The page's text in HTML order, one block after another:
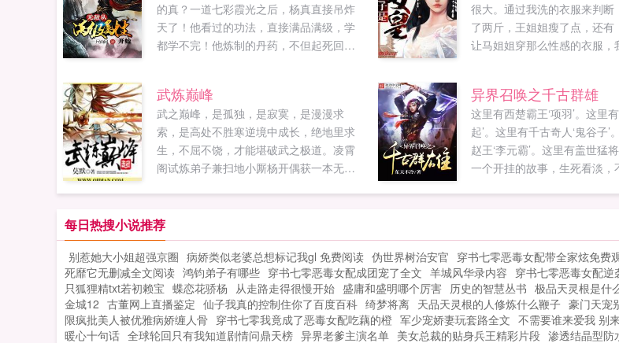
的真？一道七彩霞光之后，杨真直接吊炸
天了！他看过的功法，直接满品满级，学
都学不完！他炼制的丹药，不但起死回
地颤栗，让神魔退避！我杨真从不装逼，
因为我真牛的一批！一群542062672（已
满）二群...
很大。通过我洗的衣服来判断
了两斤，王姐姐瘦了点，还有
让马姐姐穿那么性感的衣服，
操。杨辰，今天晚上来侍寝！
个！记住，别躲，今晚，你是
武炼巅峰
武之巅峰，是孤独，是寂寞，是漫漫求
索，是高处不胜寒逆境中成长，绝地里求
生，不屈不饶，才能堪破武之极道。凌霄
阁试炼弟子兼扫地小厮杨开偶获一本无字
异界召唤之千古群雄
这里有西楚霸王‘项羽’。这里
起’。这里有千古奇人‘鬼谷子’
赵王‘李元霸’。这里有盖世猛
一个开挂的故事，生死看淡，
金箍棒来。给读者老爷们先剔
朕前往...
每日热搜小说推荐
别惹她大小姐超强京圈 病娇类似老婆总想标记我gl 免费阅读 伪世界树治安官 穿书七零恶毒女配带全家炫免费
死靡它无删减全文阅读 鸿钧弟子有哪些 穿书七零恶毒女配成团宠了全文 羊城风华录内容 穿书七零恶毒女配逆
只狐狸精txt若初赖宝 蝶恋花骄杨 从走路走得很慢开始 盛庸和盛明哪个厉害 历史的智慧丛书 极品天灵根是什
金城12 古董网上直播鉴定 仙子我真的控制住你了百度百科 绮梦将离 天品天灵根的人修炼什么鞭子 豪门天宠
限疯批美人被优雅病娇缠人骨 穿书七零我竟成了恶毒女配吃藕的橙 军少宠娇妻玩套路全文 不需要谁来爱我 别
暖心十句话 全球轮回只有我知道剧情问鼎天榜 异界老爹主演名单 美女总裁的贴身兵王精彩片段 渗透结晶型防